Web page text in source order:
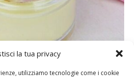
la tua privacy
utilizziamo tecnologie come i cookie
0
mani nei mesi più freddi